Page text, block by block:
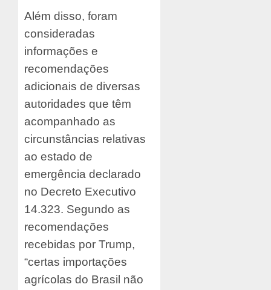
Além disso, foram
consideradas
informações e
recomendações
adicionais de diversas
autoridades que têm
acompanhado as
circunstâncias relativas
ao estado de
emergência declarado
no Decreto Executivo
14.323. Segundo as
recomendações
recebidas por Trump,
“certas importações
agrícolas do Brasil não